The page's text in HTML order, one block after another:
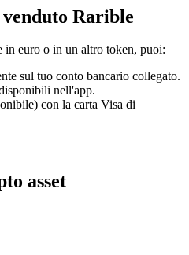
Rarible
euro o in un altro token, puoi:
sul tuo conto bancario collegato.
nell'app.
con la carta Visa di
asset